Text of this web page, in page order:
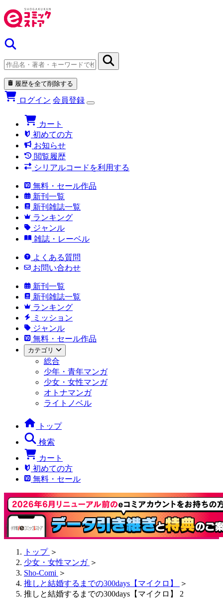
履歴を全て削除する
ログイン 会員登録
カート
初めての方
お知らせ
閲覧履歴
シリアルコードを利用する
無料・セール作品
新刊一覧
新刊雑誌一覧
ランキング
ジャンル
雑誌・レーベル
よくある質問
お問い合わせ
新刊一覧
新刊雑誌一覧
ランキング
ミッション
ジャンル
無料・セール作品
カテゴリ
総合
少年・青年マンガ
少女・女性マンガ
オトナマンガ
ライトノベル
トップ
検索
カート
初めての方
無料・セール
トップ ＞
少女・女性マンガ ＞
Sho-Comi ＞
推しと結婚するまでの300days【マイクロ】
＞
推しと結婚するまでの300days【マイクロ】 2